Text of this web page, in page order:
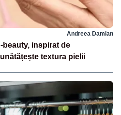
Andreea Damian
beauty, inspirat de
textura pielii